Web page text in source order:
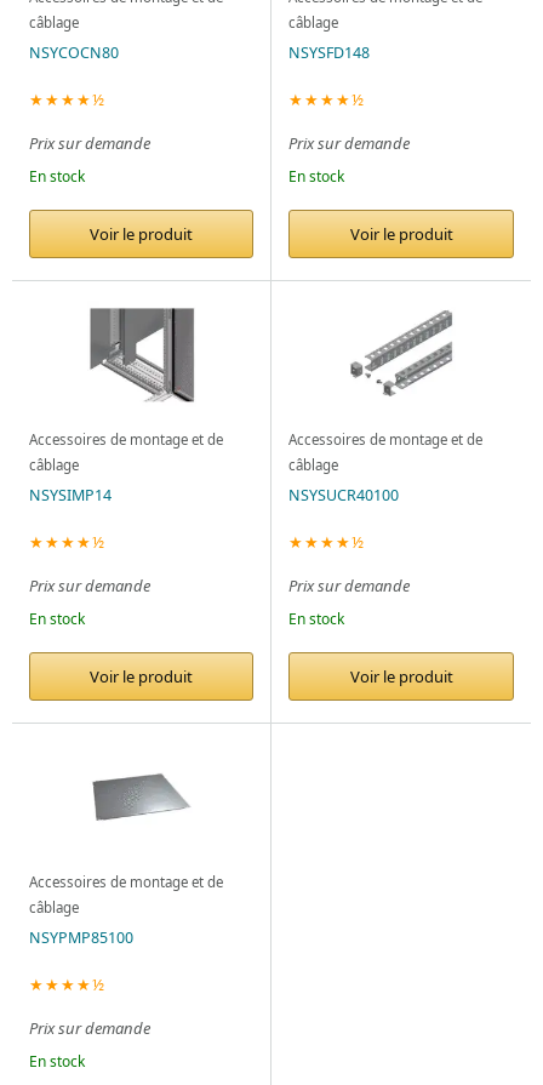
câblage
NSYCOCN80
★★★★½
Prix sur demande
En stock
Voir le produit
câblage
NSYSFD148
★★★★½
Prix sur demande
En stock
Voir le produit
Accessoires de montage et de
câblage
NSYSIMP14
★★★★½
Prix sur demande
En stock
Voir le produit
Accessoires de montage et de
câblage
NSYSUCR40100
★★★★½
Prix sur demande
En stock
Voir le produit
Accessoires de montage et de
câblage
NSYPMP85100
★★★★½
Prix sur demande
En stock